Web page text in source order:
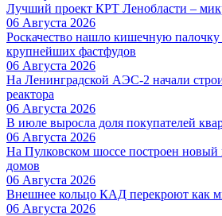
Лучший проект КРТ Ленобласти –
06 Августа 2026
Роскачество нашло кишечную палочку
крупнейших фастфудов
06 Августа 2026
На Ленинградской АЭС-2 начали
реактора
06 Августа 2026
В июле выросла доля покупателей
06 Августа 2026
На Пулковском шоссе построен новый
домов
06 Августа 2026
Внешнее кольцо КАД перекроют как
06 Августа 2026